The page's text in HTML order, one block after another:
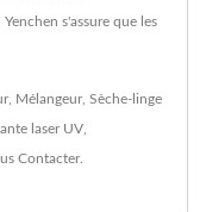
s'assure que les
, Mélangeur, Sèche-linge
laser UV
Contacter.